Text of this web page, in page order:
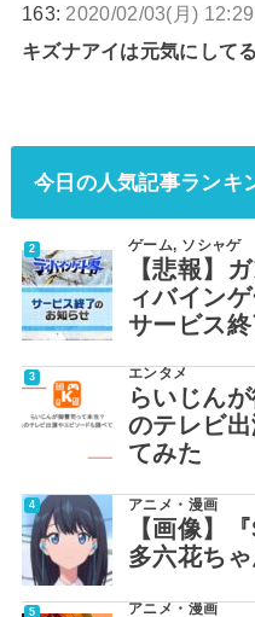
163: 2020/02/03(月)
キズナアイは元気にして
今日の人気記事ランキ
ゲーム, ソシャゲ
【悲報】
ィバイン
サービス終
エンタメ
らいじん
のテレビ
てみた
アニメ・漫画
【画像】
多六花ち
アニメ・漫画